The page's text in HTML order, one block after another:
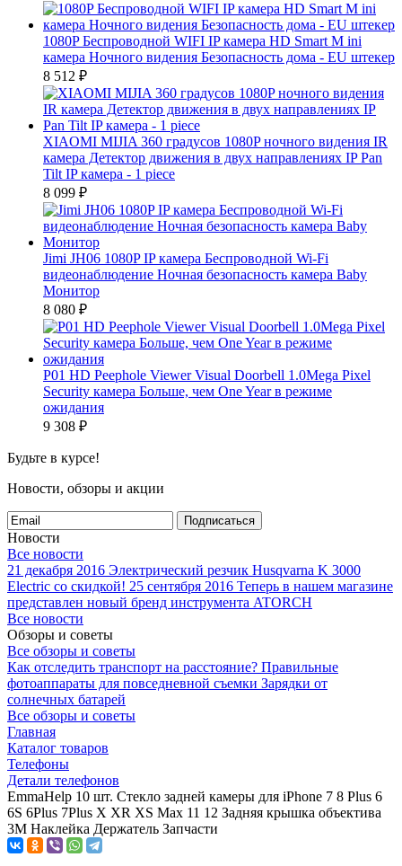
1080P Беспроводной WIFI IP камера HD Smart M ini
камера Ночного видения Безопасность дома - EU штекер
8 512 ₽
XIAOMI MIJIA 360 градусов 1080P ночного видения IR
камера Детектор движения в двух направлениях IP Pan
Tilt IP камера - 1 piece
8 099 ₽
Jimi JH06 1080P IP камера Беспроводной Wi-Fi
видеонаблюдение Ночная безопасность камера Baby
Монитор
8 080 ₽
P01 HD Peephole Viewer Visual Doorbell 1.0Mega Pixel
Security камера Больше, чем One Year в режиме
ожидания
9 308 ₽
Будьте в курсе!
Новости, обзоры и акции
Подписаться
Новости
Все новости
21 декабря 2016 Электрический резчик Husqvarna K 3000
Electric со скидкой! 25 сентября 2016 Теперь в нашем магазине
представлен новый бренд инструмента ATORCH
Все новости
Обзоры и советы
Все обзоры и советы
Как отследить транспорт на расстояние? Правильные
фотоаппараты для повседневной съемки Зарядки от
солнечных батарей
Все обзоры и советы
Главная
Каталог товаров
Телефоны
Детали телефонов
EmmaHelp 10 шт. Стекло задней камеры для iPhone 7 8 Plus 6
6S 6Plus 7Plus X XR XS Max 11 12 Задняя крышка объектива
3M Наклейка Держатель Запчасти